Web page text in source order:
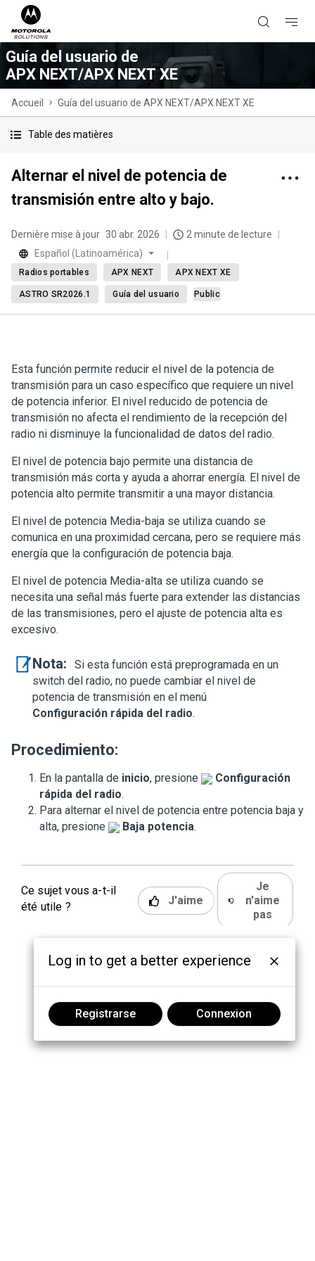
Guía del usuario de
APX NEXT/APX NEXT XE
Accueil Guía del usuario de APX NEXT/APX NEXT XE
Table des matières
Alternar el nivel de potencia de
transmisión entre alto y bajo.
Dernière mise à jour 30 abr. 2026
2 minute de lecture
Español (Latinoamérica)
Radios portables APX NEXT APX NEXT XE
ASTRO SR2026.1 Guía del usuario Public
Esta función permite reducir el nivel de la potencia de
transmisión para un caso específico que requiere un nivel
de potencia inferior. El nivel reducido de potencia de
transmisión no afecta el rendimiento de la recepción del
radio ni disminuye la funcionalidad de datos del radio.
El nivel de potencia bajo permite una distancia de
transmisión más corta y ayuda a ahorrar energía. El nivel de
potencia alto permite transmitir a una mayor distancia.
El nivel de potencia Media-baja se utiliza cuando se
comunica en una proximidad cercana, pero se requiere más
energía que la configuración de potencia baja.
El nivel de potencia Media-alta se utiliza cuando se
necesita una señal más fuerte para extender las distancias
de las transmisiones, pero el ajuste de potencia alta es
excesivo.
Nota:
Si esta función está preprogramada en un
switch del radio, no puede cambiar el nivel de
potencia de transmisión en el menú
Configuración rápida del radio.
Procedimiento:
En la pantalla de inicio, presione
Configuración
rápida del radio.
Para alternar el nivel de potencia entre potencia baja y
alta, presione
Baja potencia.
Ce sujet vous a-t-il
été utile ?
J'aime
Je
n'aime
pas
Log in to get a better experience
Registrarse Connexion